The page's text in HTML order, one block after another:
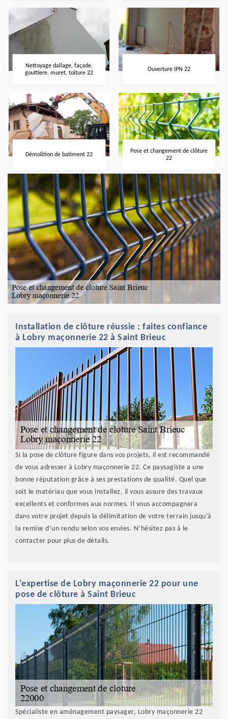
Nettoyage dallage, façade,
gouttiere, muret, toiture 22
Ouverture IPN 22
Démolition de batiment 22
Pose et changement de clôture
22
Installation de clôture réussie : faites confiance
à Lobry maçonnerie 22 à Saint Brieuc
Si la pose de clôture figure dans vos projets, il est recommandé
de vous adresser à Lobry maçonnerie 22. Ce paysagiste a une
bonne réputation grâce à ses prestations de qualité. Quel que
soit le matériau que vous installez, il vous assure des travaux
excellents et conformes aux normes. Il vous accompagnera
dans votre projet depuis la délimitation de votre terrain jusqu’à
la remise d’un rendu selon vos envies. N’hésitez pas à le
contacter pour plus de détails.
L’expertise de Lobry maçonnerie 22 pour une
pose de clôture à Saint Brieuc
Spécialiste en aménagement paysager, Lobry maçonnerie 22